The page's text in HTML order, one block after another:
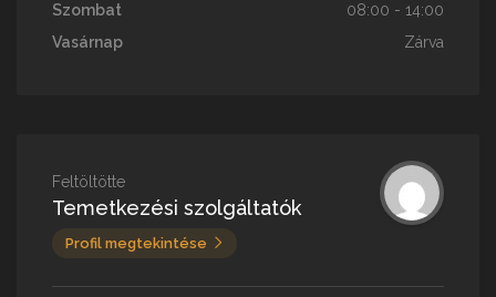
Szombat
08:00 - 14:00
Vasárnap
Zárva
Feltöltötte
Temetkezési szolgáltatók
Profil megtekintése